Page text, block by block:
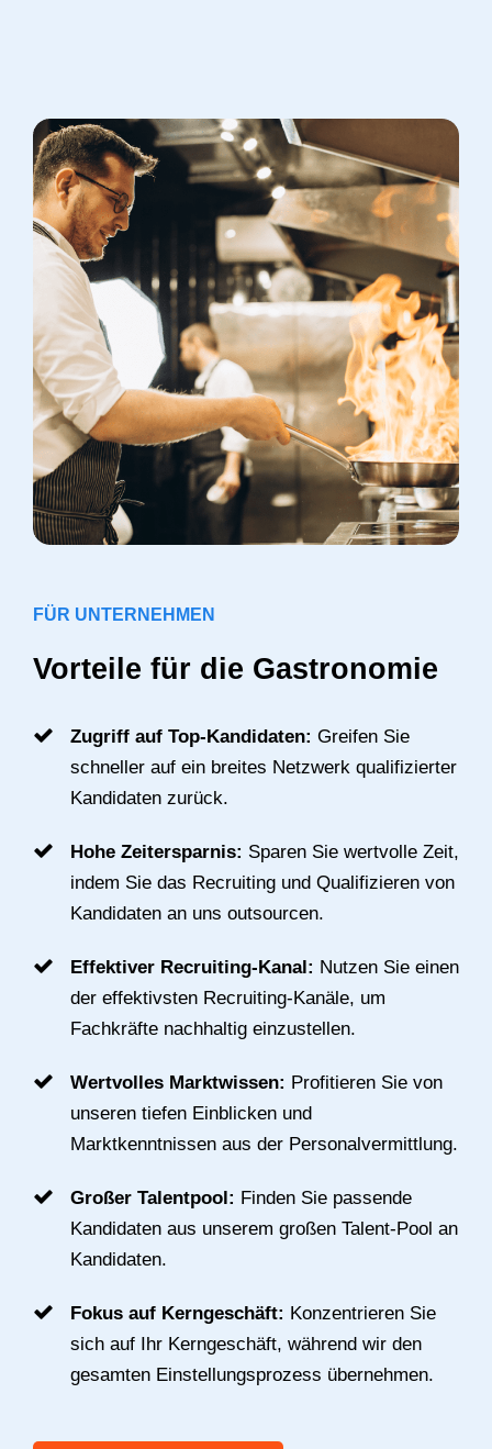
FÜR UNTERNEHMEN
Vorteile für die Gastronomie
Zugriff auf Top-Kandidaten: Greifen Sie
schneller auf ein breites Netzwerk qualifizierter
Kandidaten zurück.
Hohe Zeitersparnis: Sparen Sie wertvolle Zeit,
indem Sie das Recruiting und Qualifizieren von
Kandidaten an uns outsourcen.
Effektiver Recruiting-Kanal: Nutzen Sie einen
der effektivsten Recruiting-Kanäle, um
Fachkräfte nachhaltig einzustellen.
Wertvolles Marktwissen: Profitieren Sie von
unseren tiefen Einblicken und
Marktkenntnissen aus der Personalvermittlung.
Großer Talentpool: Finden Sie passende
Kandidaten aus unserem großen Talent-Pool an
Kandidaten.
Fokus auf Kerngeschäft: Konzentrieren Sie
sich auf Ihr Kerngeschäft, während wir den
gesamten Einstellungsprozess übernehmen.